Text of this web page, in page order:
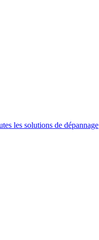
les solutions de dépannage